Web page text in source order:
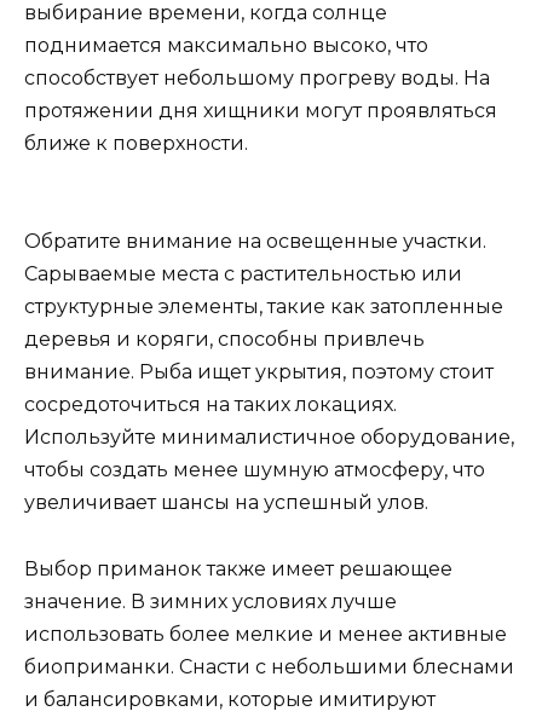
выбирание времени, когда солнце
поднимается максимально высоко, что
способствует небольшому прогреву воды. На
протяжении дня хищники могут проявляться
ближе к поверхности.
Обратите внимание на освещенные участки.
Сарываемые места с растительностью или
структурные элементы, такие как затопленные
деревья и коряги, способны привлечь
внимание. Рыба ищет укрытия, поэтому стоит
сосредоточиться на таких локациях.
Используйте минималистичное оборудование,
чтобы создать менее шумную атмосферу, что
увеличивает шансы на успешный улов.
Выбор приманок также имеет решающее
значение. В зимних условиях лучше
использовать более мелкие и менее активные
биоприманки. Снасти с небольшими блеснами
и балансировками, которые имитируют